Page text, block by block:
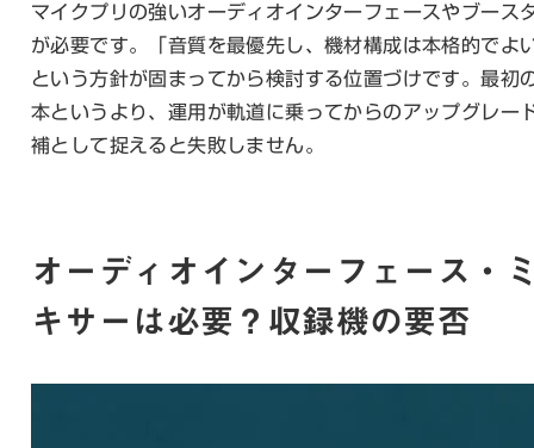
マイクプリの強いオーディオインターフェースやブース
が必要です。「音質を最優先し、機材構成は本格的でよ
という方針が固まってから検討する位置づけです。最初
本というより、運用が軌道に乗ってからのアップグレー
補として捉えると失敗しません。
オーディオインターフェース・
キサーは必要？収録機の要否